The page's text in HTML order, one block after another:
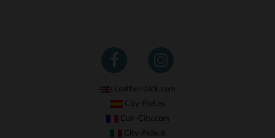
Leather-Jack.com
City-Piel.es
Cuir-City.com
City-Pelle.it